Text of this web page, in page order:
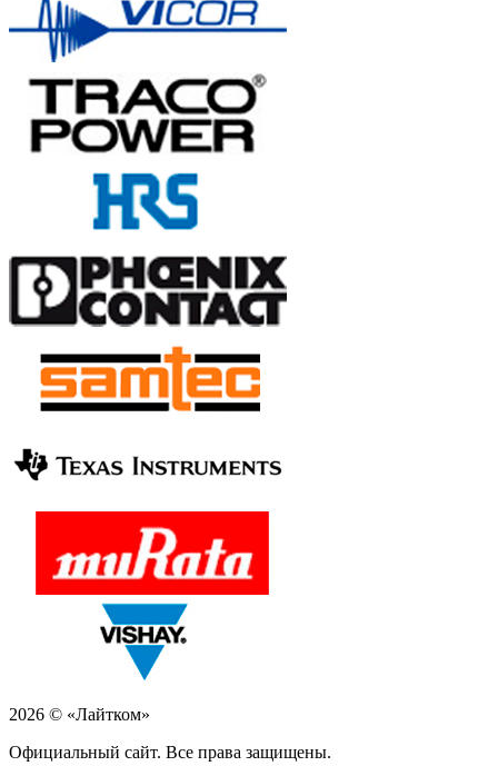
2026 © «Лайтком»
Официальный сайт. Все права защищены.